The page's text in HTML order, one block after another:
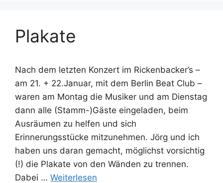
Plakate
Nach dem letzten Konzert im Rickenbacker’s –
am 21. + 22.Januar, mit dem Berlin Beat Club –
waren am Montag die Musiker und am Dienstag
dann alle (Stamm-)Gäste eingeladen, beim
Ausräumen zu helfen und sich
Erinnerungsstücke mitzunehmen. Jörg und ich
haben uns daran gemacht, möglichst vorsichtig
(!) die Plakate von den Wänden zu trennen.
Dabei … Weiterlesen